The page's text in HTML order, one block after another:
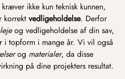
ikke kun teknisk kunnen,
korrekt vedligeholdelse. Derfor
og vedligeholdelse af din sav,
i topform i mange år. Vi vil også
og materialer, da disse
på dine projekters resultat.